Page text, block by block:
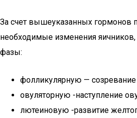
За счет вышеуказанных гормонов
необходимые изменения
фазы:
фолликулярную —
овуляторную -наступление
лютеиновую -развитие